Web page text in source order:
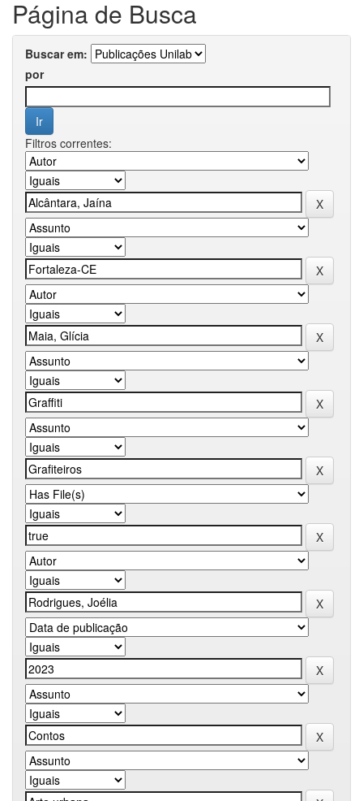
Página de Busca
Buscar em:
por
Filtros correntes: